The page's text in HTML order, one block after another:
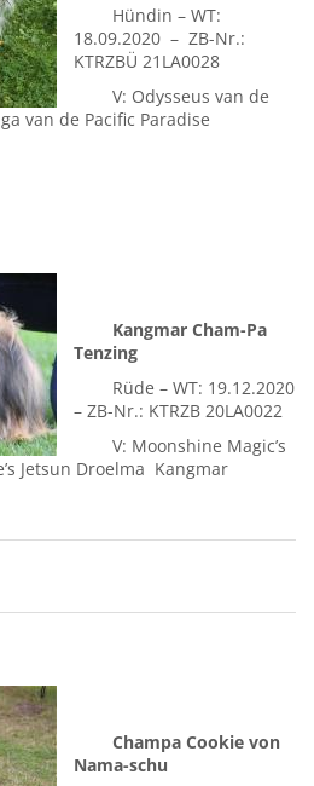
Hündin – WT:
18.09.2020 – ZB-Nr.:
KTRZBÜ 21LA0028
V: Odysseus van de
van de Pacific Paradise
Kangmar Cham-Pa
Tenzing
Rüde – WT: 19.12.2020
– ZB-Nr.: KTRZB 20LA0022
V: Moonshine Magic’s
Jetsun Droelma Kangmar
Champa Cookie von
Nama-schu